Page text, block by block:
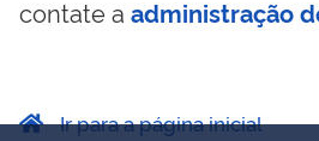
contate a administração
Ir para a página inicial